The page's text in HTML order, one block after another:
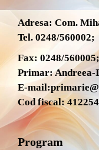
Adresa: Com.
Tel. 0248/560002;
Fax: 0248/560005;
Primar:
E-mail:
Cod fiscal:
Program